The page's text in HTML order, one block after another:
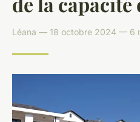
Léana — 18 octobre 2024 — 6